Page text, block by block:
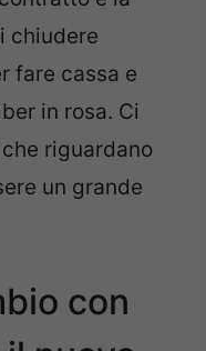
chiudere
fare cassa e
in rosa. Ci
riguardano
un grande
con